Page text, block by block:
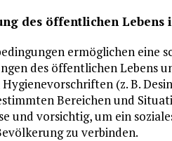
des öffentlichen Lebens
ermöglichen eine
des öffentlichen Lebens
(z. B.
Bereichen und
und vorsichtig, um ein
zu verbinden.